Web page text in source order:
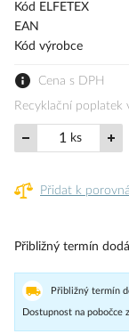
Kód ELFETEX
EAN
Kód výrobce
Cena s DPH
Recyklační poplatek
ks
Přidat k
Přibližný termín
Přibližný termín
Dostupnost na